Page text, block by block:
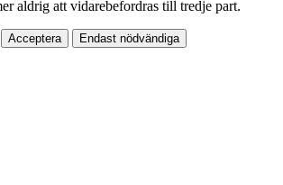
aldrig att vidarebefordras till tredje part.
Acceptera Endast nödvändiga